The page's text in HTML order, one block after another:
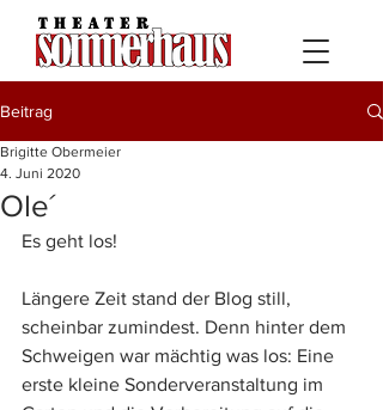
Beitrag
Ole´
Brigitte Obermeier
4. Juni 2020
Es geht los!
Längere Zeit stand der Blog still,
scheinbar zumindest. Denn hinter dem
Schweigen war mächtig was los: Eine
erste kleine Sonderveranstaltung im